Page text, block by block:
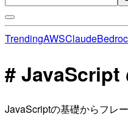
TrendingAWSClaude
# JavaScript
JavaScriptの基礎からフレ